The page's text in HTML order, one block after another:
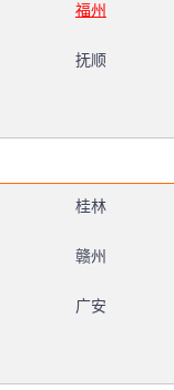
福州
抚顺
桂林
赣州
广安